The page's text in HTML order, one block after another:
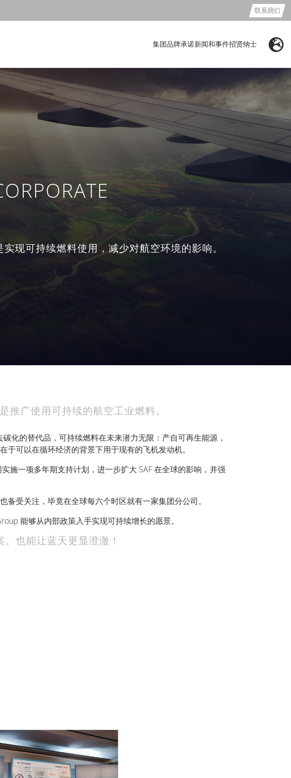
联系我们
集团品牌承诺新闻和事件招贤纳士
现可持续燃料使用，减少对航空环境的影响。
推广使用可持续的航空工业燃料。
化的替代品，可持续燃料在未来潜力无限：产自可再生能源，
可以在循环经济的背景下用于现有的飞机发动机。
施一项多年期支持计划，进一步扩大 SAF 在全球的影响，并强
受关注，毕竟在全球每六个时区就有一家集团分公司。
能够从内部政策入手实现可持续增长的愿景。
也能让蓝天更显澄澈！